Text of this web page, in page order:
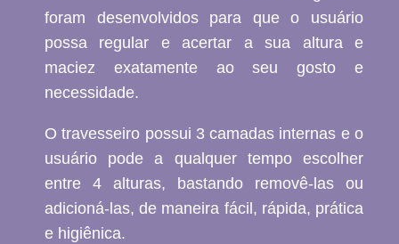
foram desenvolvidos para que o usuário
possa regular e acertar a sua altura e
maciez exatamente ao seu gosto e
necessidade.
O travesseiro possui 3 camadas internas e o
usuário pode a qualquer tempo escolher
entre 4 alturas, bastando removê-las ou
adicioná-las, de maneira fácil, rápida, prática
e higiênica.